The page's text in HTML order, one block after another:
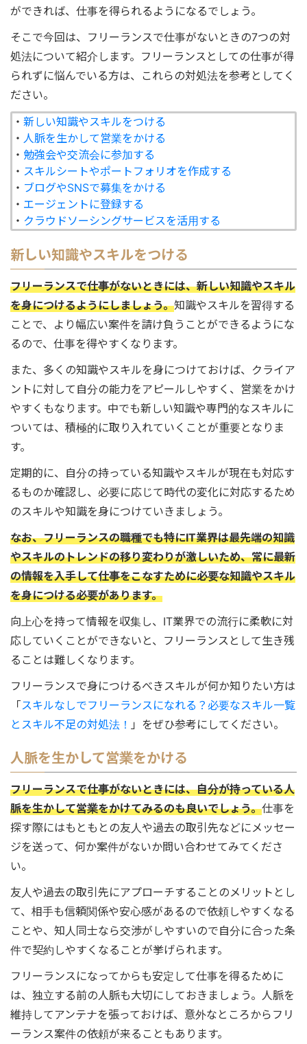
ができれば、仕事を得られるようになるでしょう。
そこで今回は、フリーランスで仕事がないときの7つの対
処法について紹介します。フリーランスとしての仕事が得
られずに悩んでいる方は、これらの対処法を参考としてく
ださい。
・ 新しい知識やスキルをつける
・ 人脈を生かして営業をかける
・ 勉強会や交流会に参加する
・ スキルシートやポートフォリオを作成する
・ ブログやSNSで募集をかける
・ エージェントに登録する
・ クラウドソーシングサービスを活用する
新しい知識やスキルをつける
フリーランスで仕事がないときには、新しい知識やスキル
を身につけるようにしましょう。知識やスキルを習得する
ことで、より幅広い案件を請け負うことができるようにな
るので、仕事を得やすくなります。
また、多くの知識やスキルを身につけておけば、クライア
ントに対して自分の能力をアピールしやすく、営業をかけ
やすくもなります。中でも新しい知識や専門的なスキルに
ついては、積極的に取り入れていくことが重要となりま
す。
定期的に、自分の持っている知識やスキルが現在も対応す
るものか確認し、必要に応じて時代の変化に対応するため
のスキルや知識を身につけていきましょう。
なお、フリーランスの職種でも特にIT業界は最先端の知識
やスキルのトレンドの移り変わりが激しいため、常に最新
の情報を入手して仕事をこなすために必要な知識やスキル
を身につける必要があります。
向上心を持って情報を収集し、IT業界での流行に柔軟に対
応していくことができないと、フリーランスとして生き残
ることは難しくなります。
フリーランスで身につけるべきスキルが何か知りたい方は
「スキルなしでフリーランスになれる？必要なスキル一覧
とスキル不足の対処法！ 」をぜひ参考にしてください。
人脈を生かして営業をかける
フリーランスで仕事がないときには、自分が持っている人
脈を生かして営業をかけてみるのも良いでしょう。仕事を
探す際にはもともとの友人や過去の取引先などにメッセー
ジを送って、何か案件がないか問い合わせてみてくださ
い。
友人や過去の取引先にアプローチすることのメリットとし
て、相手も信頼関係や安心感があるので依頼しやすくなる
ことや、知人同士なら交渉がしやすいので自分に合った条
件で契約しやすくなることが挙げられます。
フリーランスになってからも安定して仕事を得るために
は、独立する前の人脈も大切にしておきましょう。人脈を
維持してアンテナを張っておけば、意外なところからフリ
ーランス案件の依頼が来ることもあります。